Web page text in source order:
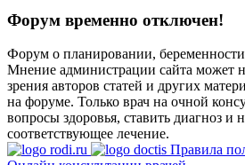
Форум временно отключен!
Форум о планировании,
Мнение администрации сайта может
зрения авторов статей и других
на форуме. Только врач на очной
вопросы здоровья, ставить диагноз и
соответствующее лечение.
Правила